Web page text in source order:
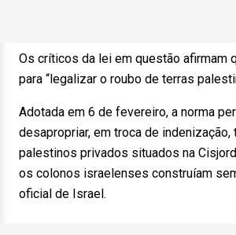
Os críticos da lei em questão afirmam
para “legalizar o roubo de terras
Adotada em 6 de fevereiro, a norma
desapropriar, em troca de indenização,
palestinos privados situados na
os colonos israelenses construíam
oficial de Israel.